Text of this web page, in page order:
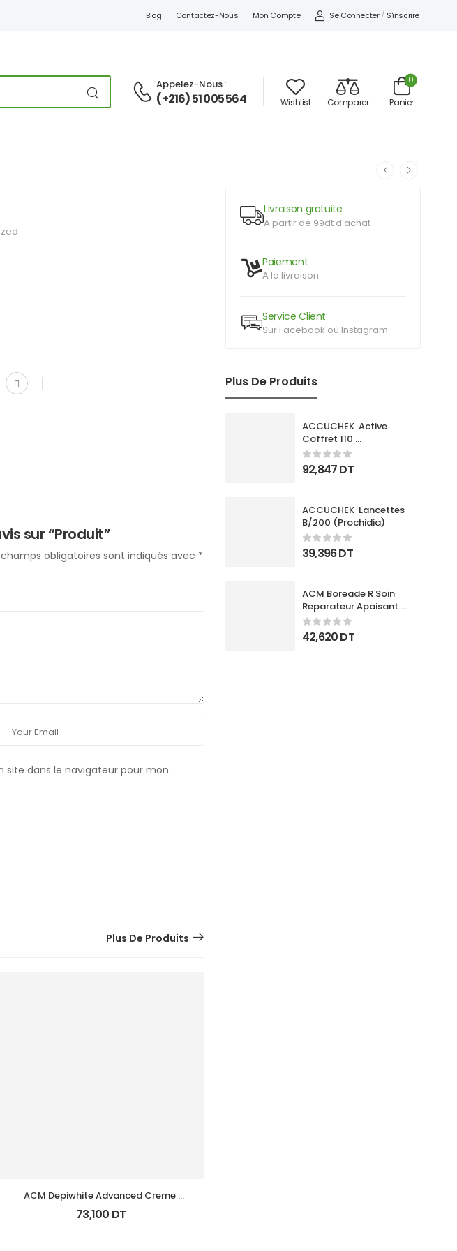
Blog Contactez-Nous Mon Compte Se Connecter / S'inscrire
Appelez-Nous :
(+216) 51 005 564 Wishlist Comparer Panier
0
Livraison gratuite
A partir de 99dt d'achat
Paiement
A la livraison
Service Client
Sur Facebook ou Instagram
Plus De Produits
ACCUCHEK  Active
Coffret 110
Bandlettes+Appareil
92,847DT
ACCUCHEK  Lancettes
B/200 (Prochidia)
39,396DT
ACM Boreade R Soin
Reparateur Apaisant
40Ml
42,620DT
sur “Produit”
champs obligatoires sont indiqués avec *
dans le navigateur pour mon
Plus De Produits
ACM Depiwhite Advanced Creme
Depigmentant Tb 40Ml
73,100 DT